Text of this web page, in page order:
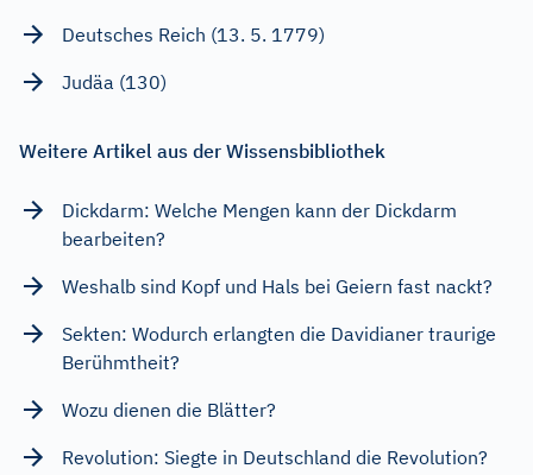
Deutsches Reich (13. 5. 1779)
Judäa (130)
Weitere Artikel aus der Wissensbibliothek
Dickdarm: Welche Mengen kann der Dickdarm
bearbeiten?
Weshalb sind Kopf und Hals bei Geiern fast nackt?
Sekten: Wodurch erlangten die Davidianer traurige
Berühmtheit?
Wozu dienen die Blätter?
Revolution: Siegte in Deutschland die Revolution?